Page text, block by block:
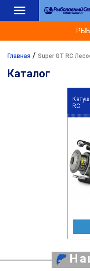
Главная / Super GT RC
Каталог
RC